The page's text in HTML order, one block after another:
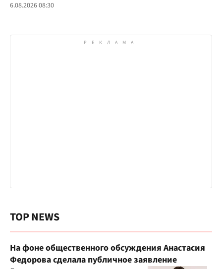
6.08.2026 08:30
TOP NEWS
На фоне общественного обсуждения Анастасия
Федорова сделала публичное заявление